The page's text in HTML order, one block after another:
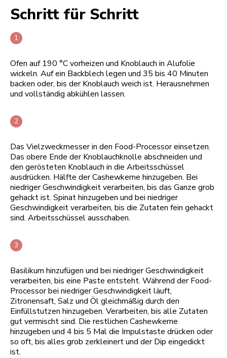
Schritt für Schritt
Ofen auf 190 °C vorheizen und Knoblauch in Alufolie
wickeln. Auf ein Backblech legen und 35 bis 40 Minuten
backen oder, bis der Knoblauch weich ist. Herausnehmen
und vollständig abkühlen lassen.
Das Vielzweckmesser in den Food-Processor einsetzen.
Das obere Ende der Knoblauchknolle abschneiden und
den gerösteten Knoblauch in die Arbeitsschüssel
ausdrücken. Hälfte der Cashewkerne hinzugeben. Bei
niedriger Geschwindigkeit verarbeiten, bis das Ganze grob
gehackt ist. Spinat hinzugeben und bei niedriger
Geschwindigkeit verarbeiten, bis die Zutaten fein gehackt
sind. Arbeitsschüssel ausschaben.
Basilikum hinzufügen und bei niedriger Geschwindigkeit
verarbeiten, bis eine Paste entsteht. Während der Food-
Processor bei niedriger Geschwindigkeit läuft,
Zitronensaft, Salz und Öl gleichmäßig durch den
Einfüllstutzen hinzugeben. Verarbeiten, bis alle Zutaten
gut vermischt sind. Die restlichen Cashewkerne
hinzugeben und 4 bis 5 Mal die Impulstaste drücken oder
so oft, bis alles grob zerkleinert und der Dip eingedickt
ist.